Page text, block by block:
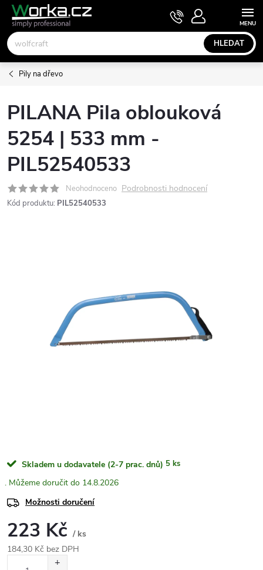
Přejít
obsah
HLEDAT
NÁKUPNÍ
KOŠÍK
Pily na dřevo
PILANA Pila oblouková
5254 | 533 mm -
PIL52540533
Neohodnoceno Podrobnosti hodnocení
Kód produktu: PIL52540533
Skladem u dodavatele (2-7 prac. dnů) 5 ks
14.8.2026
Možnosti doručení
223 Kč / ks
184,30 Kč bez DPH